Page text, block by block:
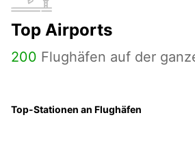
Top Airports
200 Flughäfen auf der
Top-Stationen an Flughäfen